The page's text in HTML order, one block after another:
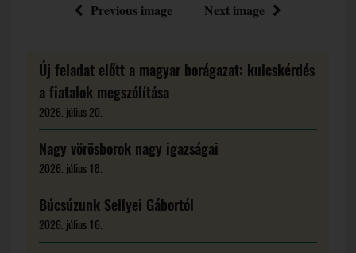
Previous image Next image
Új feladat előtt a magyar borágazat: kulcskérdés
a fiatalok megszólítása
2026. július 20.
Nagy vörösborok nagy igazságai
2026. július 18.
Búcsúzunk Sellyei Gábortól
2026. július 16.